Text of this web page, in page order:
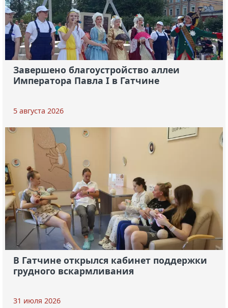
Завершено благоустройство аллеи
Императора Павла I в Гатчине
5 августа 2026
В Гатчине открылся кабинет поддержки
грудного вскармливания
31 июля 2026